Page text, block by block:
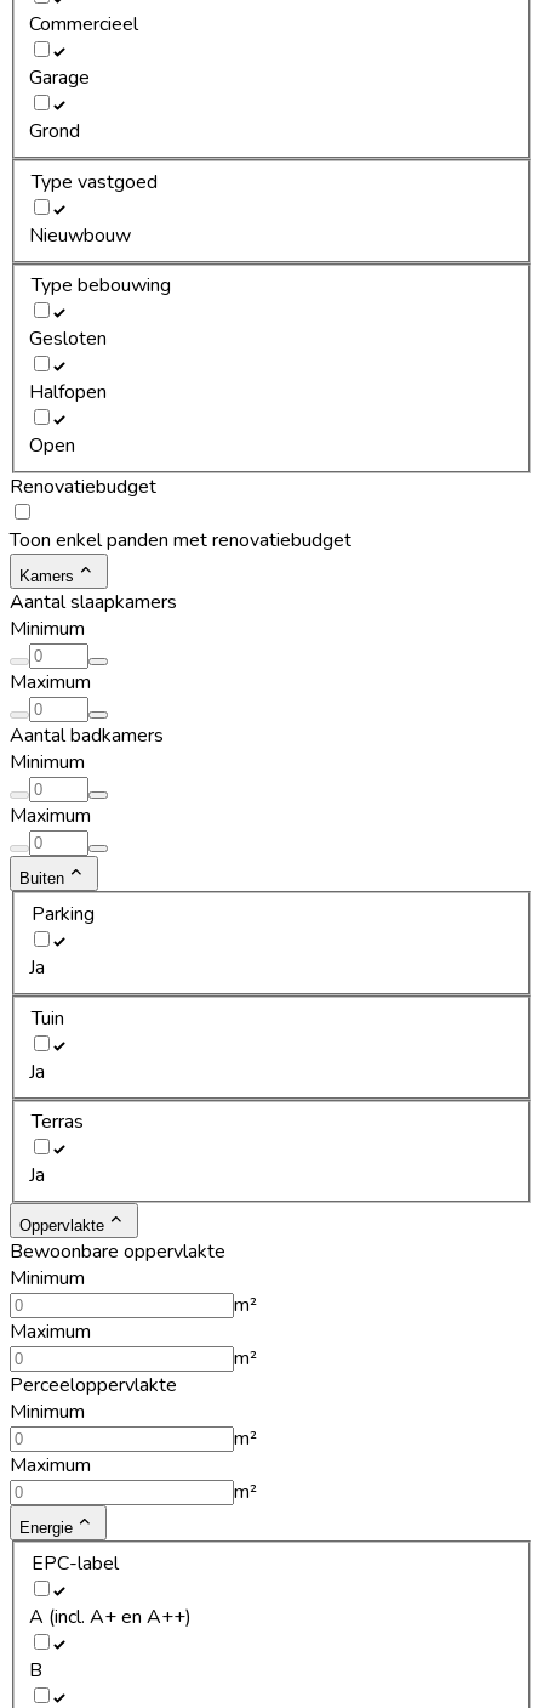
Commercieel
Garage
Grond
Type vastgoed
Nieuwbouw
Type bebouwing
Gesloten
Halfopen
Open
Renovatiebudget
Toon enkel panden met renovatiebudget
Kamers
Aantal slaapkamers
Minimum
Maximum
Aantal badkamers
Minimum
Maximum
Buiten
Parking
Ja
Tuin
Ja
Terras
Ja
Oppervlakte
Bewoonbare oppervlakte
Minimum
m²
Maximum
m²
Perceeloppervlakte
Minimum
m²
Maximum
m²
Energie
EPC-label
A (incl. A+ en A++)
B